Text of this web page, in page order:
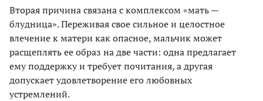
Вторая причина связана с комплексом «мать —
блудница». Переживая свое сильное и целостное
влечение к матери как опасное, мальчик может
расщеплять ее образ на две части: одна предлагает
ему поддержку и требует почитания, а другая
допускает удовлетворение его любовных
устремлений.